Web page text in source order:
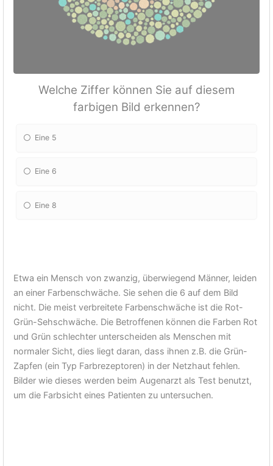
Welche Ziffer können Sie auf diesem
farbigen Bild erkennen?
Eine 5
Eine 6
Eine 8
Etwa ein Mensch von zwanzig, überwiegend Männer, leiden
an einer Farbenschwäche. Sie sehen die 6 auf dem Bild
nicht. Die meist verbreitete Farbenschwäche ist die Rot-
Grün-Sehschwäche. Die Betroffenen können die Farben Rot
und Grün schlechter unterscheiden als Menschen mit
normaler Sicht, dies liegt daran, dass ihnen z.B. die Grün-
Zapfen (ein Typ Farbrezeptoren) in der Netzhaut fehlen.
Bilder wie dieses werden beim Augenarzt als Test benutzt,
um die Farbsicht eines Patienten zu untersuchen.